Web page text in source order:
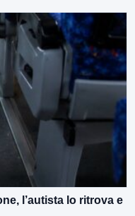
l’autista lo ritrova e